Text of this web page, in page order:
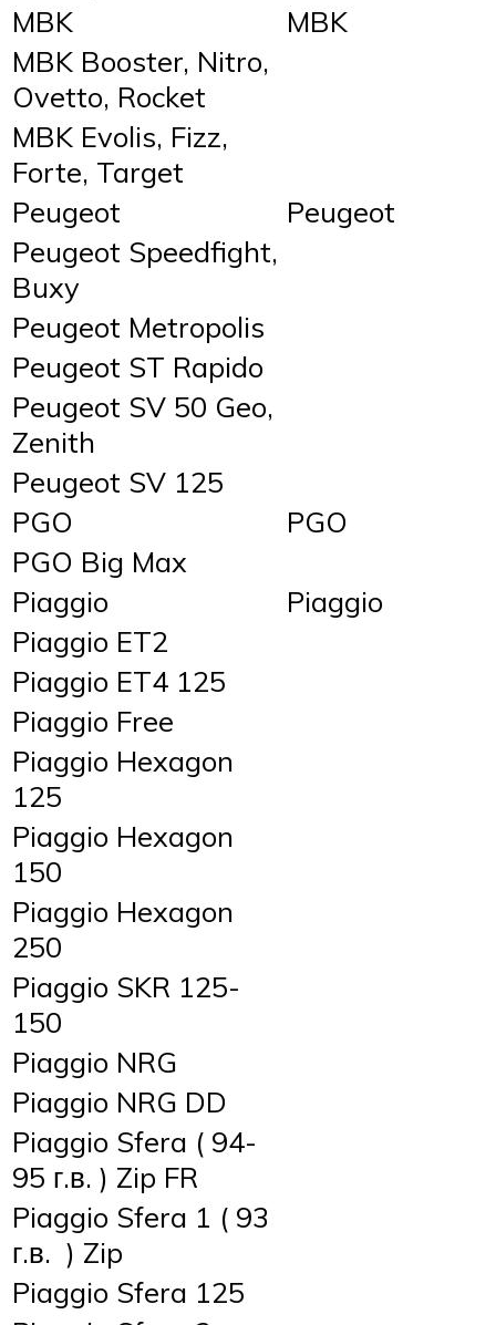
MBK
MBK
MBK Booster, Nitro,
Ovetto, Rocket
MBK Evolis, Fizz,
Forte, Target
Peugeot
Peugeot
Peugeot Speedfight,
Buxy
Peugeot Metropolis
Peugeot ST Rapido
Peugeot SV 50 Geo,
Zenith
Peugeot SV 125
PGO
PGO
PGO Big Max
Piaggio
Piaggio
Piaggio ET2
Piaggio ET4 125
Piaggio Free
Piaggio Hexagon
125
Piaggio Hexagon
150
Piaggio Hexagon
250
Piaggio SKR 125-
150
Piaggio NRG
Piaggio NRG DD
Piaggio Sfera ( 94-
95 г.в. ) Zip FR
Piaggio Sfera 1 ( 93
г.в. ) Zip
Piaggio Sfera 125